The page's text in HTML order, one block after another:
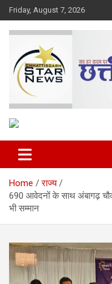
Skip
to
content
Friday, August 7, 2026
Home
राज्य
690 आवेदनों के साथ अंबागढ़ चौकी
भी सम्मान